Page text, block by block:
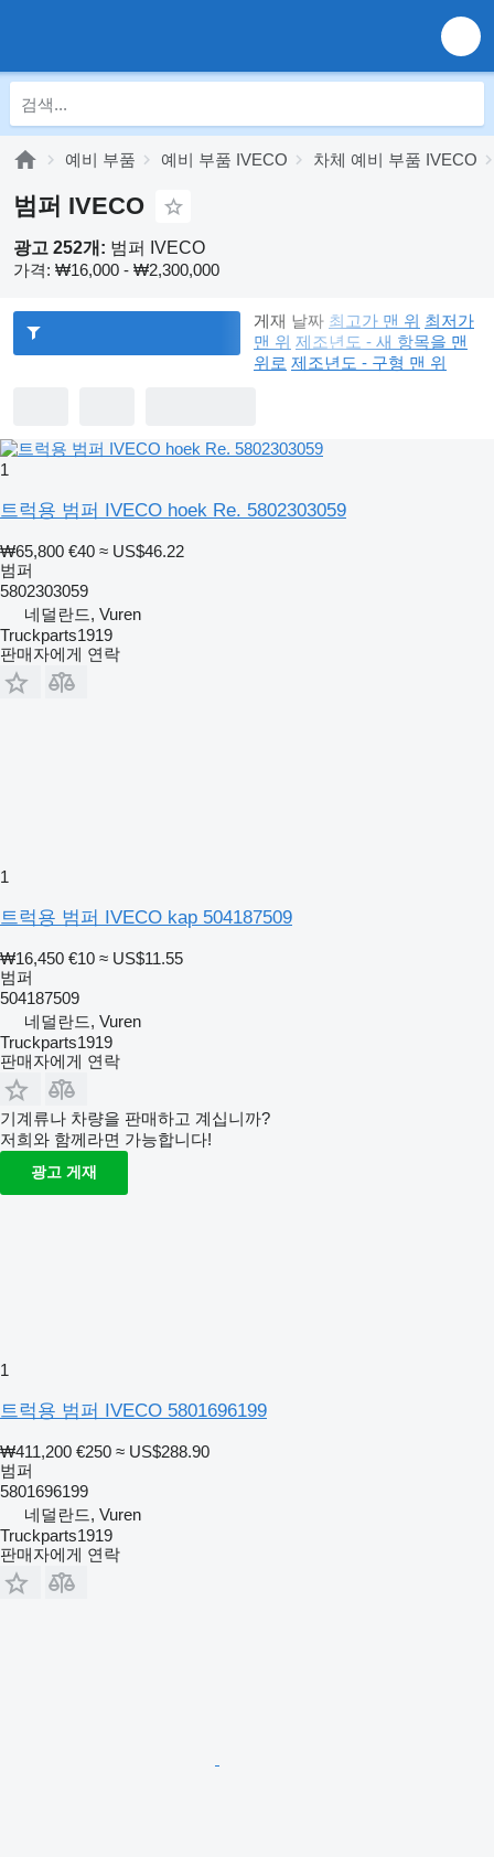
예비 부품 예비 부품 IVECO 차체 예비 부품 IVECO
범퍼 IVECO
광고 252개: 범퍼 IVECO
가격: ₩16,000 - ₩2,300,000
게재 날짜 최고가 맨 위 최저가
맨 위 제조년도 - 새 항목을 맨
위로 제조년도 - 구형 맨 위
1
트럭용 범퍼 IVECO hoek Re. 5802303059
₩65,800 €40 ≈ US$46.22
범퍼
5802303059
네덜란드, Vuren
Truckparts1919
판매자에게 연락
1
트럭용 범퍼 IVECO kap 504187509
₩16,450 €10 ≈ US$11.55
범퍼
504187509
네덜란드, Vuren
Truckparts1919
판매자에게 연락
기계류나 차량을 판매하고 계십니까?
저희와 함께라면 가능합니다!
광고 게재
1
트럭용 범퍼 IVECO 5801696199
₩411,200 €250 ≈ US$288.90
범퍼
5801696199
네덜란드, Vuren
Truckparts1919
판매자에게 연락